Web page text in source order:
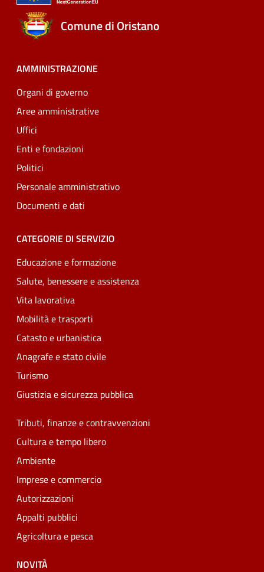
Comune di Oristano
AMMINISTRAZIONE
Organi di governo
Aree amministrative
Uffici
Enti e fondazioni
Politici
Personale amministrativo
Documenti e dati
CATEGORIE DI SERVIZIO
Educazione e formazione
Salute, benessere e assistenza
Vita lavorativa
Mobilità e trasporti
Catasto e urbanistica
Anagrafe e stato civile
Turismo
Giustizia e sicurezza pubblica
Tributi, finanze e contravvenzioni
Cultura e tempo libero
Ambiente
Imprese e commercio
Autorizzazioni
Appalti pubblici
Agricoltura e pesca
NOVITÀ